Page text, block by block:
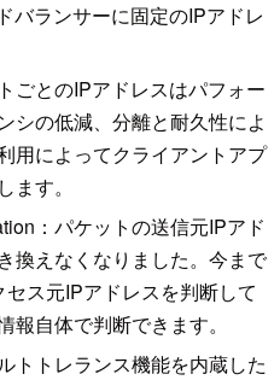
バランサーに固定のIPアドレ
ごとのIPアドレスはパフォー
シの低減、分離と耐久性によ
用によってクライアントアプ
ます。
：パケットの送信元IPアド
換えなくなりました。今まで
ス元IPアドレスを判断して
自体で判断できます。
トトレランス機能を内蔵した